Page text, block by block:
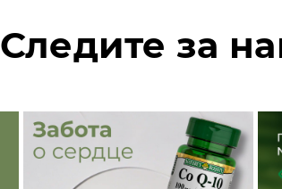
Следите за